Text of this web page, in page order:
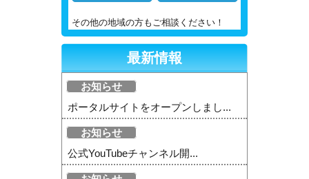
その他の地域の方もご相談ください！
最新情報
お知らせ
ポータルサイトをオープンしまし...
お知らせ
公式YouTubeチャンネル開...